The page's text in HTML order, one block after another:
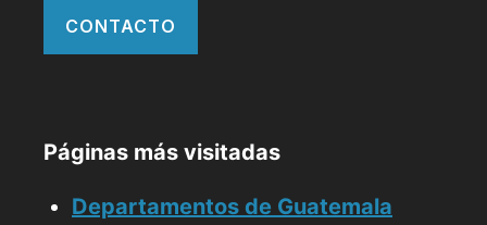
CONTACTO
Páginas más visitadas
Departamentos de Guatemala